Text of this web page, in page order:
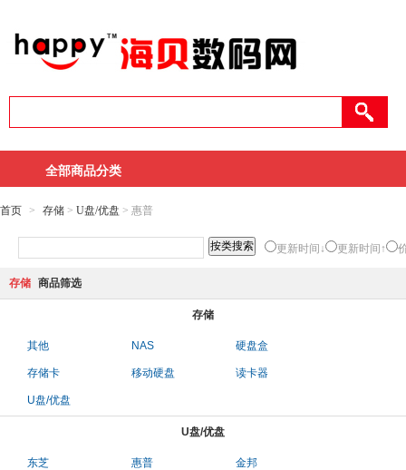
全部商品分类
首页 > 存储 > U盘/优盘 > 惠普
更新时间↓ 更新时间↑
存储 商品筛选
存储
其他 NAS 硬盘盒
存储卡 移动硬盘 读卡器
U盘/优盘
U盘/优盘
东芝 惠普 金邦